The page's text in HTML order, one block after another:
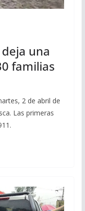
una
familias
2 de abril de
Las primeras